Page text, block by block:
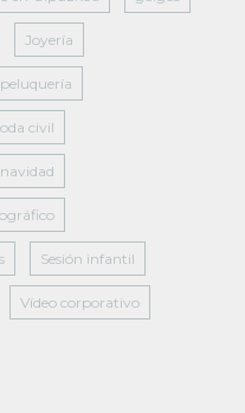
Joyería
peluquería
civil
Sesión infantil
Vídeo corporativo